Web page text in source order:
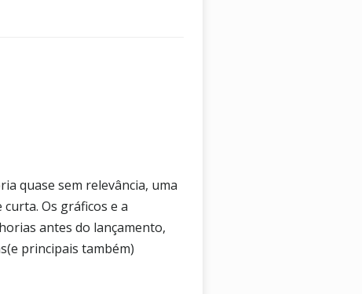
quase sem relevância, uma
Os gráficos e a
antes do lançamento,
principais também)